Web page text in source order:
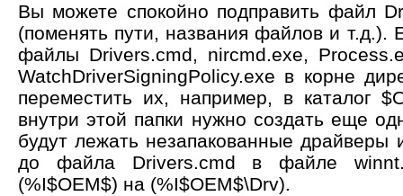
Вы можете спокойно подправить файл
(поменять пути, названия файлов и т.д.).
файлы Drivers.cmd, nircmd.exe,
WatchDriverSigningPolicy.exe в корне
переместить их, например, в каталог
внутри этой папки нужно создать еще
будут лежать незапакованные драйверы
до файла Drivers.cmd в файле
(%I$OEM$) на (%I$OEM$\Drv).